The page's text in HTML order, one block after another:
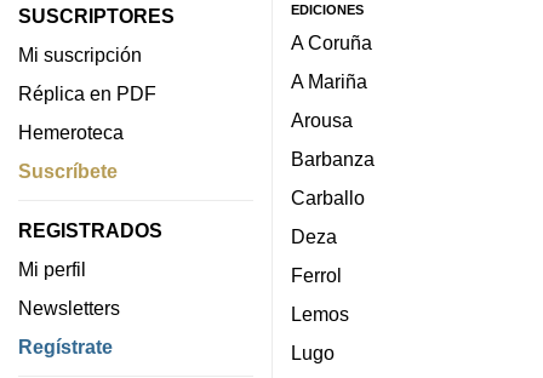
SUSCRIPTORES
Mi suscripción
Réplica en PDF
Hemeroteca
Suscríbete
REGISTRADOS
Mi perfil
Newsletters
Regístrate
EDICIONES
A Coruña
A Mariña
Arousa
Barbanza
Carballo
Deza
Ferrol
Lemos
Lugo